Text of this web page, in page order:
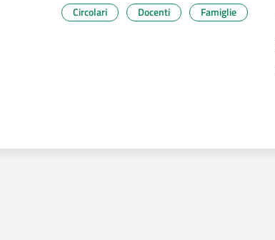
Circolari Docenti Famiglie